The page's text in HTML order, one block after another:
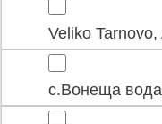
Veliko
с.Вонеща вода